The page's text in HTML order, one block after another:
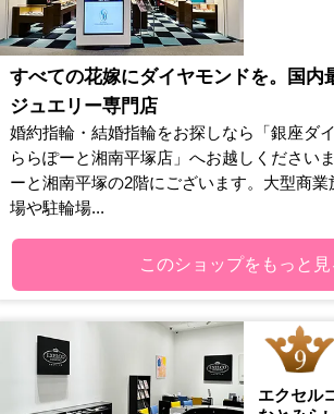
すべての花嫁にダイヤモンドを。国内
ジュエリー専門店
婚約指輪・結婚指輪をお探しなら「銀座ダ
ららぽーと湘南平塚店」へお越しください
ーと湘南平塚の2階にございます。大型商
場や駐輪場...
このショップをもっと見
エクセル